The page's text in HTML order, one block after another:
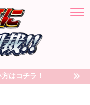
はコチラ！